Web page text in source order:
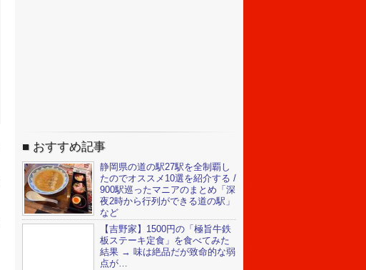
おすすめ記事
静岡県の道の駅27駅を全制覇し
たのでオススメ10選を紹介する /
900駅巡ったマニアのまとめ「深
夜2時から行列ができる道の駅」
など
【吉野家】1500円の「極旨牛鉄
板ステーキ定食」を食べてみた
結果 → 味は絶品だが致命的な弱
点が…